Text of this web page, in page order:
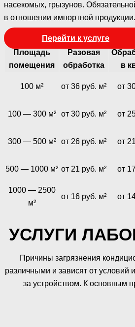
насекомых, грызунов.
в отношении импортной продукции.
Перейти к услуге
Площадь
помещения
Разовая
обработка
в
100 м² от 36 руб. м² от
100 — 300 м² от 30 руб. м² от
300 — 500 м² от 26 руб. м² от
500 — 1000 м² от 21 руб. м² от
1000 — 2500
м²
от 16 руб. м² от
УСЛУГИ
Причины загрязнения
различными и зависят от условий
за устройством. К основным